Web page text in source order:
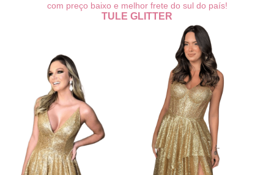
com preço baixo e melhor frete do sul do país!
TULE GLITTER